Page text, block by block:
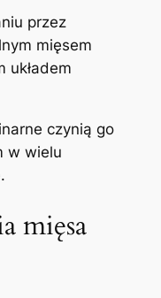
przez
mięsem
układem
czynią go
w wielu
mięsa